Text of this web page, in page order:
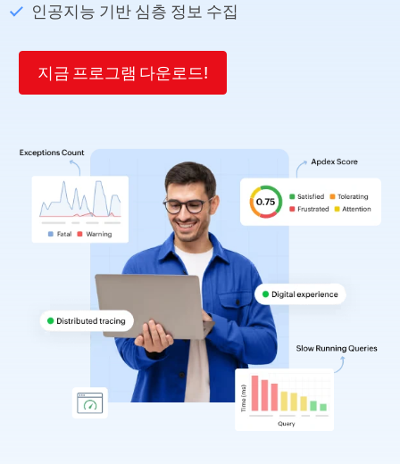
인공지능 기반 심층 정보 수집
지금 프로그램 다운로드!